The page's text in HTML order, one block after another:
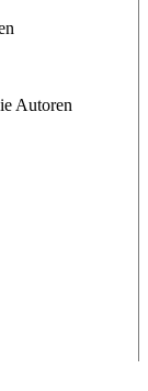
Autoren